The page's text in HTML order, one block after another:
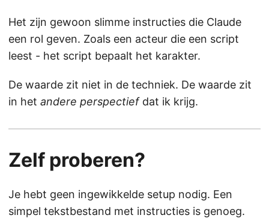
Het zijn gewoon slimme instructies die Claude
een rol geven. Zoals een acteur die een script
leest - het script bepaalt het karakter.
De waarde zit niet in de techniek. De waarde zit
in het andere perspectiefdat ik krijg.
Zelf proberen?
Je hebt geen ingewikkelde setup nodig. Een
simpel tekstbestand met instructies is genoeg.